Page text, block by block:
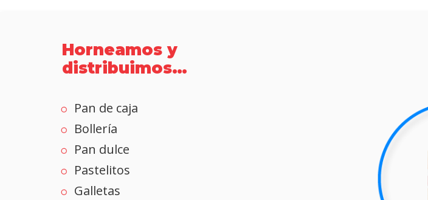
Horneamos y
distribuimos…
Pan de caja
Bollería
Pan dulce
Pastelitos
Galletas